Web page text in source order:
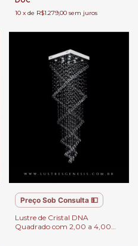
10 x de R$1.279,00 sem juros
Preço Sob Consulta 💵
Lustre de Cristal DNA
Quadrado com 2,00 a 4,00